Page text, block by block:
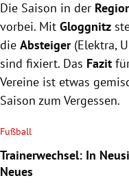
Untermenü
Die Saison in der
vorbei. Mit Gloggnitz
die Absteiger(Elektra,
sind fixiert. Das Fazit
Vereine ist etwas
Saison zum Vergessen.
Fußball
Trainerwechsel: In
Neues